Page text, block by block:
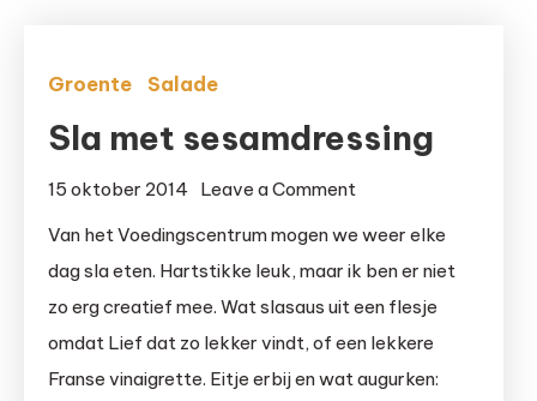
Groente Salade
Sla met sesamdressing
15 oktober 2014 Leave a Comment
sesamdressing
Van het Voedingscentrum mogen we weer elke
dag sla eten. Hartstikke leuk, maar ik ben er niet
zo erg creatief mee. Wat slasaus uit een flesje
omdat Lief dat zo lekker vindt, of een lekkere
Franse vinaigrette. Eitje erbij en wat augurken: